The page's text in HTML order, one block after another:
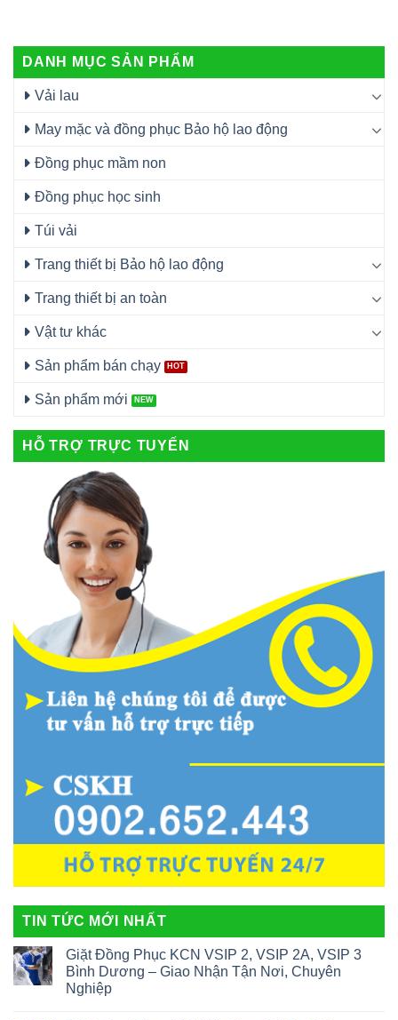
DANH MỤC SẢN PHẨM
Vải lau
May mặc và đồng phục Bảo hộ lao động
Đồng phục mầm non
Đồng phục học sinh
Túi vải
Trang thiết bị Bảo hộ lao động
Trang thiết bị an toàn
Vật tư khác
Sản phẩm bán chạy
Sản phẩm mới
HỖ TRỢ TRỰC TUYẾN
TIN TỨC MỚI NHẤT
Giặt Đồng Phục KCN VSIP 2, VSIP 2A, VSIP 3
Bình Dương – Giao Nhận Tận Nơi, Chuyên
Nghiệp